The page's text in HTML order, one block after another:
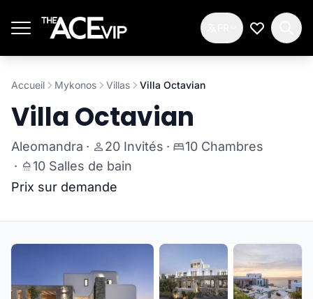
Ma Liste
Accueil Mykonos Villas Villa Octavian
Villa Octavian
Aleomandra · 20 Invités ·
10 Chambres
·
10 Salles de bain
Prix sur demande